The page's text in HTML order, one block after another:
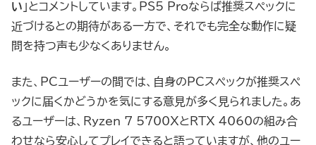
い 」とコメントしています。PS5 Proならば推奨スペックに
近づけるとの期待がある一方で、それでも完全な動作に疑
問を持つ声も少なくありません。
また、PCユーザーの間では、自身のPCスペックが推奨スペ
ックに届くかどうかを気にする意見が多く見られました。あ
るユーザーは、Ryzen 7 5700XとRTX 4060の組み合
わせなら安心してプレイできると語っていますが、他のユー